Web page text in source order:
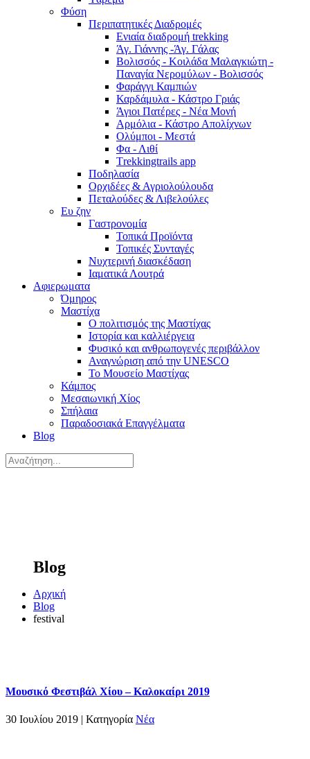
Φύση
Περιπατητικές Διαδρομές
Ενιαία διαδρομή trekking
Άγ. Γιάννης -Άγ. Γάλας
Βολισσός - Κοιλάδα Μαλαγκιώτη -
Παναγία Νερομύλων - Βολισσός
Φαράγγι Καμπιών
Καρδάμυλα - Κάστρο Γριάς
Άγιοι Πατέρες - Νέα Μονή
Αρμόλια - Κάστρο Απολίχνων
Ολύμποι - Μεστά
Φα - Λιθί
Τrekkingtrails app
Ποδηλασία
Ορχιδέες & Αγριολούλουδα
Πεταλούδες & Λιβελούλες
Ευ ζην
Γαστρονομία
Τοπικά Προϊόντα
Τοπικές Συνταγές
Νυχτερινή διασκέδαση
Ιαματικά Λουτρά
Αφιερωματα
Όμηρος
Μαστίχα
Ο πολιτισμός της Μαστίχας
Ιστορία και καλλιέργεια
Φυσικό και ανθρωπογενές περιβάλλον
Αναγνώριση από την UNESCO
Το Μουσείο Μαστίχας
Κάμπος
Μεσαιωνική Χίος
Σπήλαια
Παραδοσιακά Επαγγέλματα
Blog
Blog
Αρχική
Blog
festival
Μουσικό Φεστιβάλ Χίου – Καλοκαίρι 2019
30 Ιουλίου 2019 | Κατηγορία Νέα